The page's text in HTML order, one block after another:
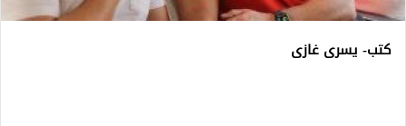
كتب- يسرى غازى